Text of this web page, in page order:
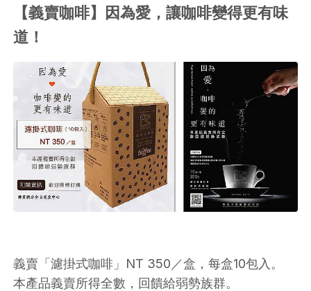
【義賣咖啡】因為愛，讓咖啡變得更有味
道！
義賣「濾掛式咖啡」NT 350／盒，每盒10包入。
本產品義賣所得全數，回饋給弱勢族群。